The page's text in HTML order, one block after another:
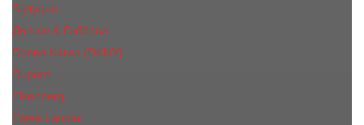
Diptyque
Дольче & Габбана
Donna Karan (DKNY)
Dupont
Eisenberg
Еsteе Lаudеr